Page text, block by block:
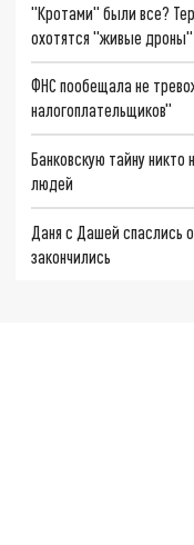
"Кротами" были все?
охотятся "живые дроны"
ФНС пообещала не
налогоплательщиков"
Банковскую тайну
людей
Даня с Дашей спаслись
закончились